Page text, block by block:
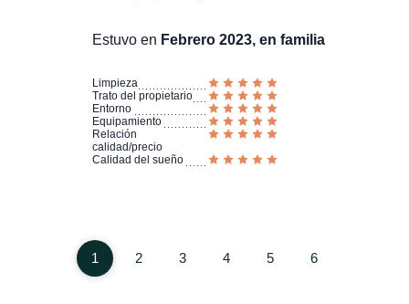
Estuvo en Febrero 2023, en familia
Limpieza
Trato del propietario
Entorno
Equipamiento
Relación
calidad/precio
Calidad del sueño
1 2 3 4 5 6